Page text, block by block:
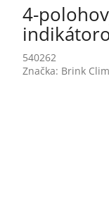
4-
540262
Značka: Brink